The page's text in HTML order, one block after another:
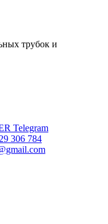
трубок и
Telegram
306 784